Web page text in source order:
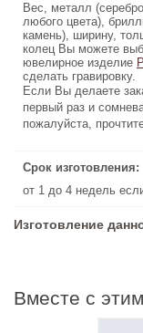
Вес, металл
любого цвета),
камень), ширину,
колец Вы можете
ювелирное изделие
сделать гравировку.
Если Вы делаете
первый раз и
пожалуйста,
Срок изготовления:
от 1 до 4 недель
Изготовление
Вес, металл
любого цвета),
камень),
колец Вы можете
, так же можно
Если Вы делаете
первый раз
Вместе с